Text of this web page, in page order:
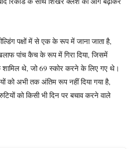
पक्षों में से एक के रूप में जाना जाता है,
पांच कैच के रूप में गिरा दिया, जिसमें
थे, जो 69 स्कोर करने के लिए गए थे।
को अभी तक अंतिम रूप नहीं दिया गया है,
को किसी भी दिन पर बचाव करने वाले